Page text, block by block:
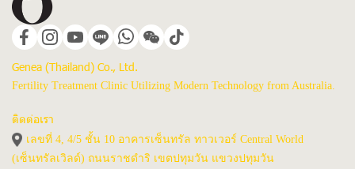
Genea (Thailand) Co., Ltd.
Fertility Treatment Clinic Utilizing Modern Technology from Australia.
ติดต่อเรา
เลขที่ 4, 4/5 ชั้น 10 อาคารเซ็นทรัล ทาวเวอร์ Central World
(เซ็นทรัลเวิลด์) ถนนราชดำริ เขตปทุมวัน แขวงปทุมวัน